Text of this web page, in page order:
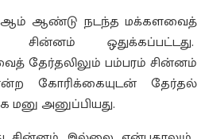
ஆம் ஆண்டு நடந்த மக்களவைத்
சின்னம் ஒதுக்கப்பட்டது.
தேர்தலிலும் பம்பரம் சின்னம்
கோரிக்கையுடன் தேர்தல்
மனு அனுப்பியது.